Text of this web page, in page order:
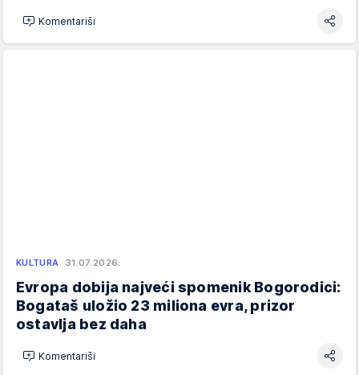
Komentariši
KULTURA 31.07.2026.
Evropa dobija najveći spomenik Bogorodici:
Bogataš uložio 23 miliona evra, prizor
ostavlja bez daha
Komentariši